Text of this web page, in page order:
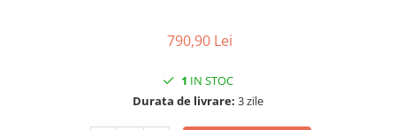
790,90 Lei
1 IN STOC
Durata de livrare: 3 zile